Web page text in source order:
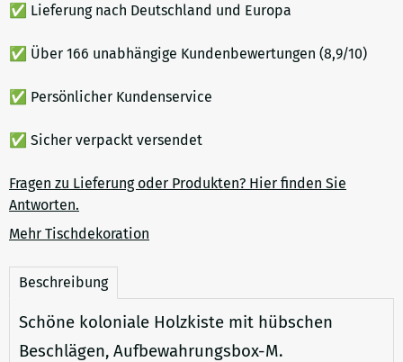
✅ Lieferung nach Deutschland und Europa
✅ Über 166 unabhängige Kundenbewertungen (8,9/10)
✅ Persönlicher Kundenservice
✅ Sicher verpackt versendet
Fragen zu Lieferung oder Produkten? Hier finden Sie
Antworten.
Mehr Tischdekoration
Beschreibung
Schöne koloniale Holzkiste mit hübschen
Beschlägen, Aufbewahrungsbox-M.